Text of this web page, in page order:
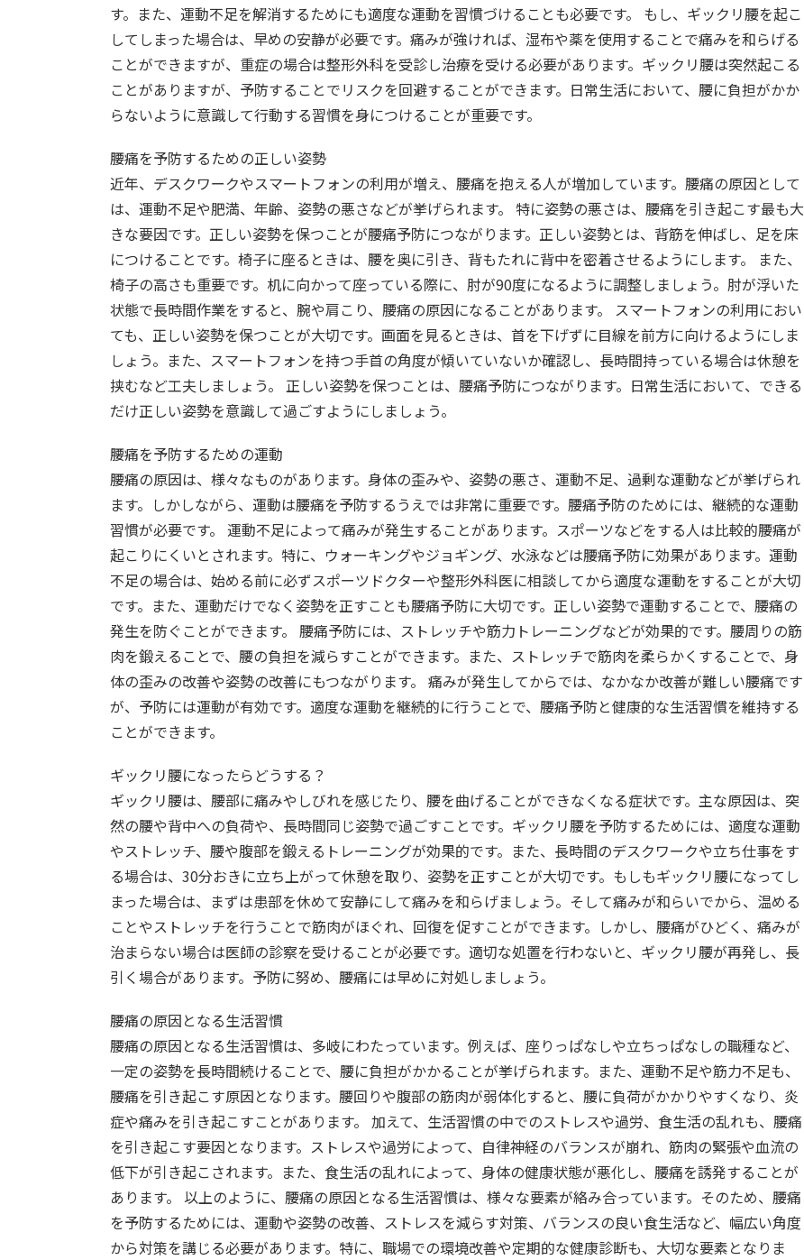
す。また、運動不足を解消するためにも適度な運動を習慣づけることも必要です。 もし、ギックリ腰を起こ
してしまった場合は、早めの安静が必要です。痛みが強ければ、湿布や薬を使用することで痛みを和らげる
ことができますが、重症の場合は整形外科を受診し治療を受ける必要があります。ギックリ腰は突然起こる
ことがありますが、予防することでリスクを回避することができます。日常生活において、腰に負担がかか
らないように意識して行動する習慣を身につけることが重要です。
腰痛を予防するための正しい姿勢
近年、デスクワークやスマートフォンの利用が増え、腰痛を抱える人が増加しています。腰痛の原因として
は、運動不足や肥満、年齢、姿勢の悪さなどが挙げられます。 特に姿勢の悪さは、腰痛を引き起こす最も大
きな要因です。正しい姿勢を保つことが腰痛予防につながります。正しい姿勢とは、背筋を伸ばし、足を床
につけることです。椅子に座るときは、腰を奥に引き、背もたれに背中を密着させるようにします。 また、
椅子の高さも重要です。机に向かって座っている際に、肘が90度になるように調整しましょう。肘が浮いた
状態で長時間作業をすると、腕や肩こり、腰痛の原因になることがあります。 スマートフォンの利用におい
ても、正しい姿勢を保つことが大切です。画面を見るときは、首を下げずに目線を前方に向けるようにしま
しょう。また、スマートフォンを持つ手首の角度が傾いていないか確認し、長時間持っている場合は休憩を
挟むなど工夫しましょう。 正しい姿勢を保つことは、腰痛予防につながります。日常生活において、できる
だけ正しい姿勢を意識して過ごすようにしましょう。
腰痛を予防するための運動
腰痛の原因は、様々なものがあります。身体の歪みや、姿勢の悪さ、運動不足、過剰な運動などが挙げられ
ます。しかしながら、運動は腰痛を予防するうえでは非常に重要です。腰痛予防のためには、継続的な運動
習慣が必要です。 運動不足によって痛みが発生することがあります。スポーツなどをする人は比較的腰痛が
起こりにくいとされます。特に、ウォーキングやジョギング、水泳などは腰痛予防に効果があります。運動
不足の場合は、始める前に必ずスポーツドクターや整形外科医に相談してから適度な運動をすることが大切
です。また、運動だけでなく姿勢を正すことも腰痛予防に大切です。正しい姿勢で運動することで、腰痛の
発生を防ぐことができます。 腰痛予防には、ストレッチや筋力トレーニングなどが効果的です。腰周りの筋
肉を鍛えることで、腰の負担を減らすことができます。また、ストレッチで筋肉を柔らかくすることで、身
体の歪みの改善や姿勢の改善にもつながります。 痛みが発生してからでは、なかなか改善が難しい腰痛です
が、予防には運動が有効です。適度な運動を継続的に行うことで、腰痛予防と健康的な生活習慣を維持する
ことができます。
ギックリ腰になったらどうする？
ギックリ腰は、腰部に痛みやしびれを感じたり、腰を曲げることができなくなる症状です。主な原因は、突
然の腰や背中への負荷や、長時間同じ姿勢で過ごすことです。ギックリ腰を予防するためには、適度な運動
やストレッチ、腰や腹部を鍛えるトレーニングが効果的です。また、長時間のデスクワークや立ち仕事をす
る場合は、30分おきに立ち上がって休憩を取り、姿勢を正すことが大切です。もしもギックリ腰になってし
まった場合は、まずは患部を休めて安静にして痛みを和らげましょう。そして痛みが和らいでから、温める
ことやストレッチを行うことで筋肉がほぐれ、回復を促すことができます。しかし、腰痛がひどく、痛みが
治まらない場合は医師の診察を受けることが必要です。適切な処置を行わないと、ギックリ腰が再発し、長
引く場合があります。予防に努め、腰痛には早めに対処しましょう。
腰痛の原因となる生活習慣
腰痛の原因となる生活習慣は、多岐にわたっています。例えば、座りっぱなしや立ちっぱなしの職種など、
一定の姿勢を長時間続けることで、腰に負担がかかることが挙げられます。また、運動不足や筋力不足も、
腰痛を引き起こす原因となります。腰回りや腹部の筋肉が弱体化すると、腰に負荷がかかりやすくなり、炎
症や痛みを引き起こすことがあります。 加えて、生活習慣の中でのストレスや過労、食生活の乱れも、腰痛
を引き起こす要因となります。ストレスや過労によって、自律神経のバランスが崩れ、筋肉の緊張や血流の
低下が引き起こされます。また、食生活の乱れによって、身体の健康状態が悪化し、腰痛を誘発することが
あります。 以上のように、腰痛の原因となる生活習慣は、様々な要素が絡み合っています。そのため、腰痛
を予防するためには、運動や姿勢の改善、ストレスを減らす対策、バランスの良い食生活など、幅広い角度
から対策を講じる必要があります。特に、職場での環境改善や定期的な健康診断も、大切な要素となりま